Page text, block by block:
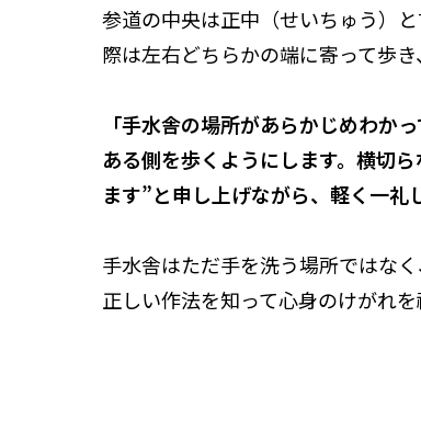
参道の中央は正中（せいちゅう）
際は左右どちらかの端に寄って歩き
「手水舎の場所があらかじめわか
ある側を歩くようにします。横切
ます”と申し上げながら、軽く一礼
手水舎はただ手を洗う場所ではな
正しい作法を知って心身のけがれを